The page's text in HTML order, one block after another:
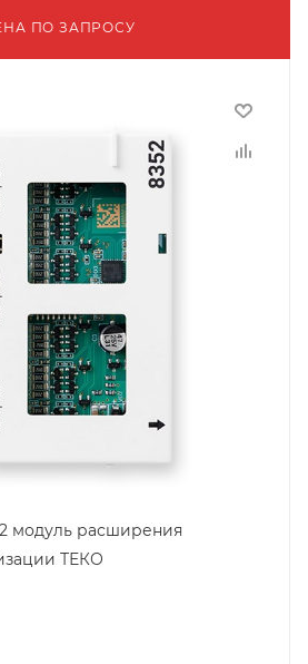
ПО ЗАПРОСУ
модуль расширения
ТЕКО